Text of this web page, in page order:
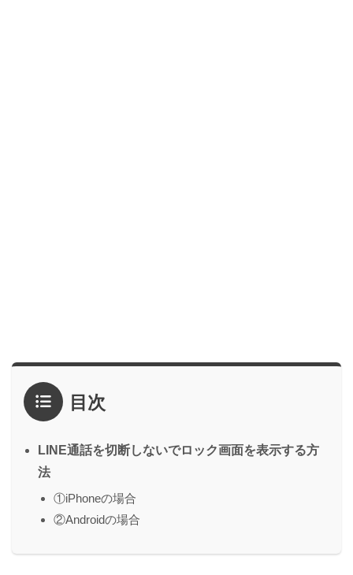
目次
LINE通話を切断しないでロック画面を表示する方
法
①iPhoneの場合
②Androidの場合